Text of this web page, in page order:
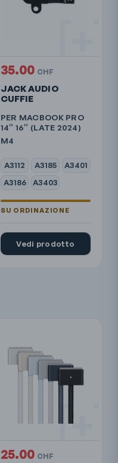
JACK AUDIO
CUFFIE
PER MACBOOK PRO
14″ 16″ (LATE 2024)
A3112 A3185
A3401
A3186
A3403
M4
35.00 CHF
Vedi prodotto
25.00 CHF